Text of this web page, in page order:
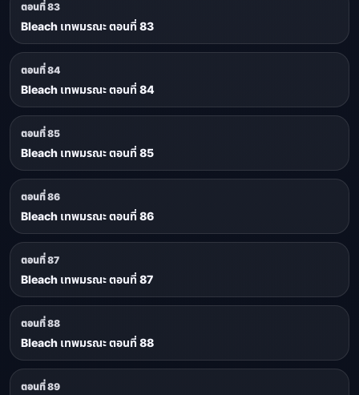
ตอนที่ 83
Bleach เทพมรณะ ตอนที่ 83
ตอนที่ 84
Bleach เทพมรณะ ตอนที่ 84
ตอนที่ 85
Bleach เทพมรณะ ตอนที่ 85
ตอนที่ 86
Bleach เทพมรณะ ตอนที่ 86
ตอนที่ 87
Bleach เทพมรณะ ตอนที่ 87
ตอนที่ 88
Bleach เทพมรณะ ตอนที่ 88
ตอนที่ 89